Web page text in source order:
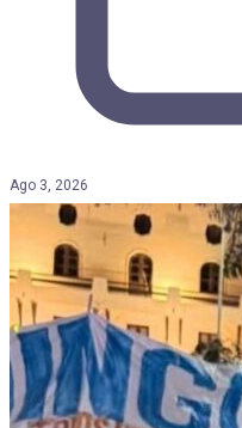
Ago 3, 2026